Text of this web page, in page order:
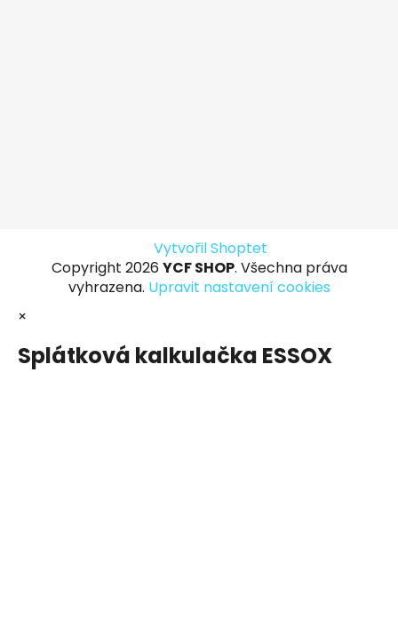
Vytvořil Shoptet
Copyright 2026 YCF SHOP. Všechna práva
vyhrazena. Upravit nastavení cookies
×
Splátková kalkulačka ESSOX